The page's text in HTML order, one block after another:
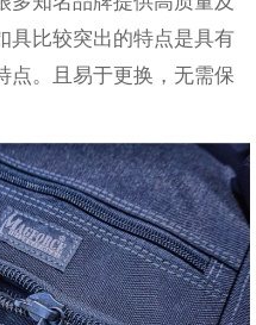
具比较突出的特点是具有
点。且易于更换，无需保